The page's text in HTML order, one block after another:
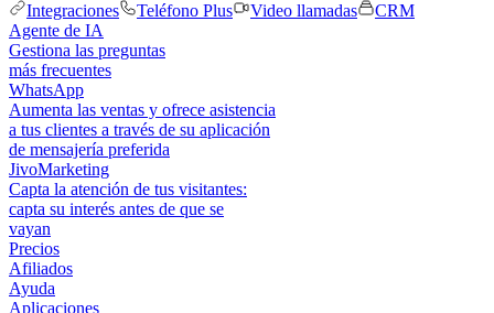
Integraciones
Teléfono Plus Video llamadas
CRM
Agente de IA
Gestiona las preguntas
más frecuentes
WhatsApp
Aumenta las ventas y ofrece asistencia
a tus clientes a través de su aplicación
de mensajería preferida
JivoMarketing
Capta la atención de tus visitantes:
capta su interés antes de que se
vayan
Precios
Afiliados
Ayuda
Aplicaciones